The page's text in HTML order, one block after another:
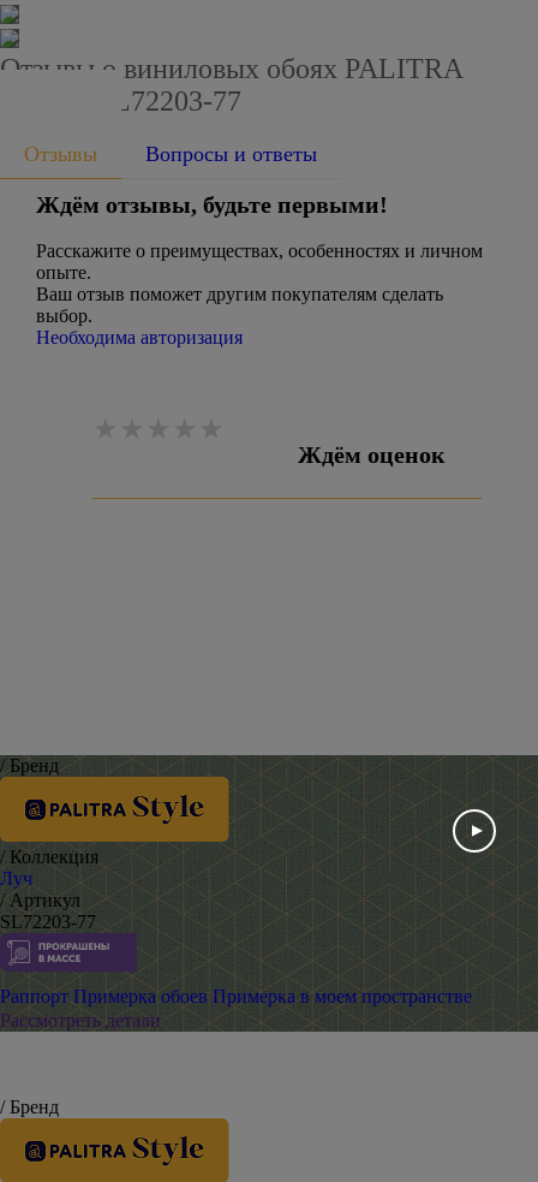
Отзывы о виниловых обоях PALITRA
STYLE SL72203-77
Отзывы Вопросы и ответы
Ждём отзывы, будьте первыми!
Расскажите о преимуществах, особенностях и личном
опыте.
Ваш отзыв поможет другим покупателям сделать
выбор.
Необходима авторизация
Ждём оценок
/ Бренд
/ Коллекция
Луч
/ Артикул
SL72203-77
Раппорт Примерка обоев Примерка в моем пространстве
Рассмотреть детали
/ Бренд